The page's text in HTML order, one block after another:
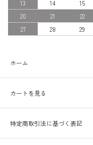
13
14 15
20
21 22
27
28 29
ホーム
カートを見る
特定商取引法に基づく表記